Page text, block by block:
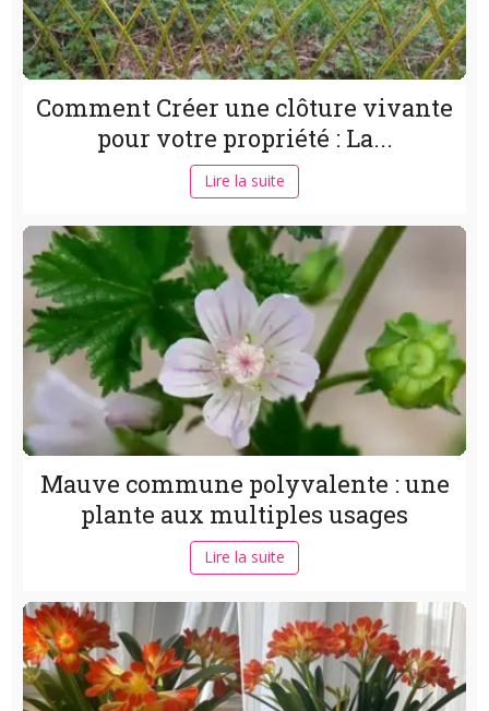
Comment Créer une clôture vivante
pour votre propriété : La...
Lire la suite
Mauve commune polyvalente : une
plante aux multiples usages
Lire la suite